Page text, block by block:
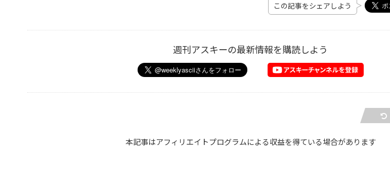
この記事をシェアしよう
週刊アスキーの最新情報を購読しよう
本記事はアフィリエイトプログラムによる収益を得ている場合があります